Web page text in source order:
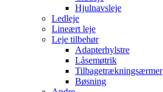
Hjulnavsleje
Ledleje
Lineært leje
Leje tilbehør
Adapterhylstre
Låsemøtrik
Tilbagetrækningsærmer
Bøsning